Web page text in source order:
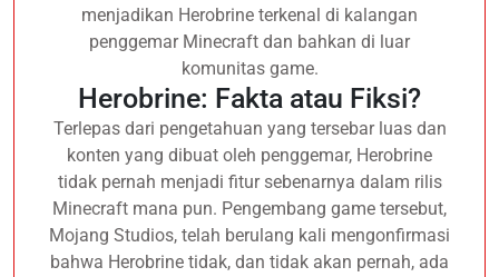
menjadikan Herobrine terkenal di kalangan
penggemar Minecraft dan bahkan di luar
komunitas game.
Herobrine: Fakta atau Fiksi?
Terlepas dari pengetahuan yang tersebar luas dan
konten yang dibuat oleh penggemar, Herobrine
tidak pernah menjadi fitur sebenarnya dalam rilis
Minecraft mana pun. Pengembang game tersebut,
Mojang Studios, telah berulang kali mengonfirmasi
bahwa Herobrine tidak, dan tidak akan pernah, ada